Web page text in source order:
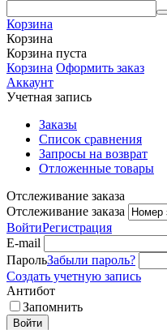
Корзина
Корзина
Корзина пуста
Корзина Оформить заказ
Аккаунт
Учетная запись
Заказы
Список сравнения
Запросы на возврат
Отложенные товары
Отслеживание заказа
Отслеживание заказа
ВойтиРегистрация
E-mail
ПарольЗабыли пароль?
Создать учетную запись
Антибот
Запомнить
Войти